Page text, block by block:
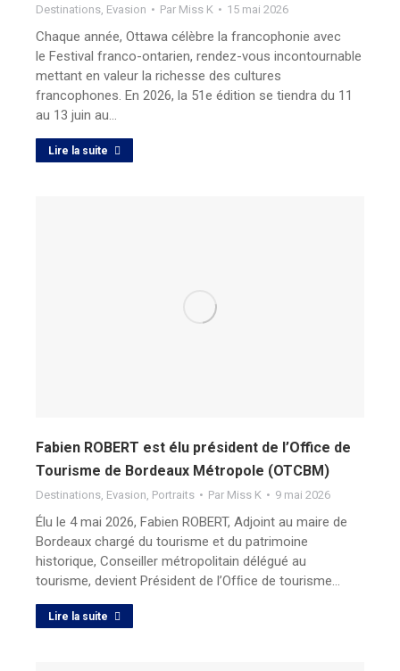
Destinations Evasion Par Miss K 15 mai 2026
Chaque année, Ottawa célèbre la francophonie avec
le Festival franco-ontarien, rendez-vous incontournable
mettant en valeur la richesse des cultures
francophones. En 2026, la 51e édition se tiendra du 11
au 13 juin au…
Lire la suite
Fabien ROBERT est élu président de l’Office de
Tourisme de Bordeaux Métropole (OTCBM)
Destinations Evasion Portraits Par Miss K 9 mai 2026
Élu le 4 mai 2026, Fabien ROBERT, Adjoint au maire de
Bordeaux chargé du tourisme et du patrimoine
historique, Conseiller métropolitain délégué au
tourisme, devient Président de l’Ofﬁce de tourisme…
Lire la suite